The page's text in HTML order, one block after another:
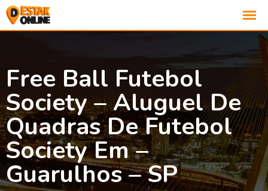
Free Ball Futebol
Society – Aluguel De
Quadras De Futebol
Society Em –
Guarulhos – SP